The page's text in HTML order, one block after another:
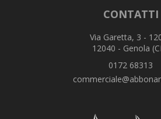
CONTATTI
Via Garetta, 3 -
12040 - Genola
0172 68313